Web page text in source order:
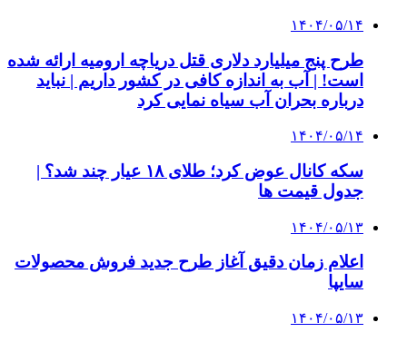
۱۴۰۴/۰۵/۱۴
طرح پنج میلیارد دلاری قتل دریاچه ارومیه ارائه شده
است! | آب به اندازه کافی در کشور داریم | نباید
درباره بحران آب سیاه نمایی کرد
۱۴۰۴/۰۵/۱۴
سکه کانال عوض کرد؛ طلای ۱۸ عیار چند شد؟ |
جدول قیمت ها
۱۴۰۴/۰۵/۱۳
اعلام زمان دقیق آغاز طرح جدید فروش محصولات
سایپا
۱۴۰۴/۰۵/۱۳